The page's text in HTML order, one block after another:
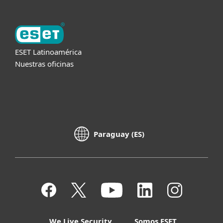
ESET Latinoamérica
Nuestras oficinas
Paraguay (ES)
We Live Security Somos ESET